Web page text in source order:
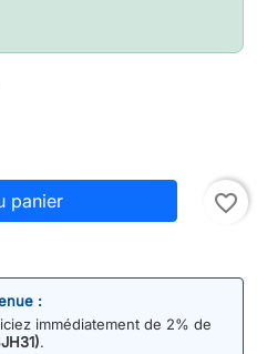
panier favorite_border
:
immédiatement de 2% de
.